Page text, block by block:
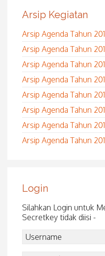
Arsip Kegiatan
Arsip Agenda Tahun
Arsip Agenda Tahun
Arsip Agenda Tahun
Arsip Agenda Tahun
Arsip Agenda Tahun
Arsip Agenda Tahun
Arsip Agenda Tahun
Arsip Agenda Tahun
Login
Silahkan Login untuk
Secretkey tidak diisi -